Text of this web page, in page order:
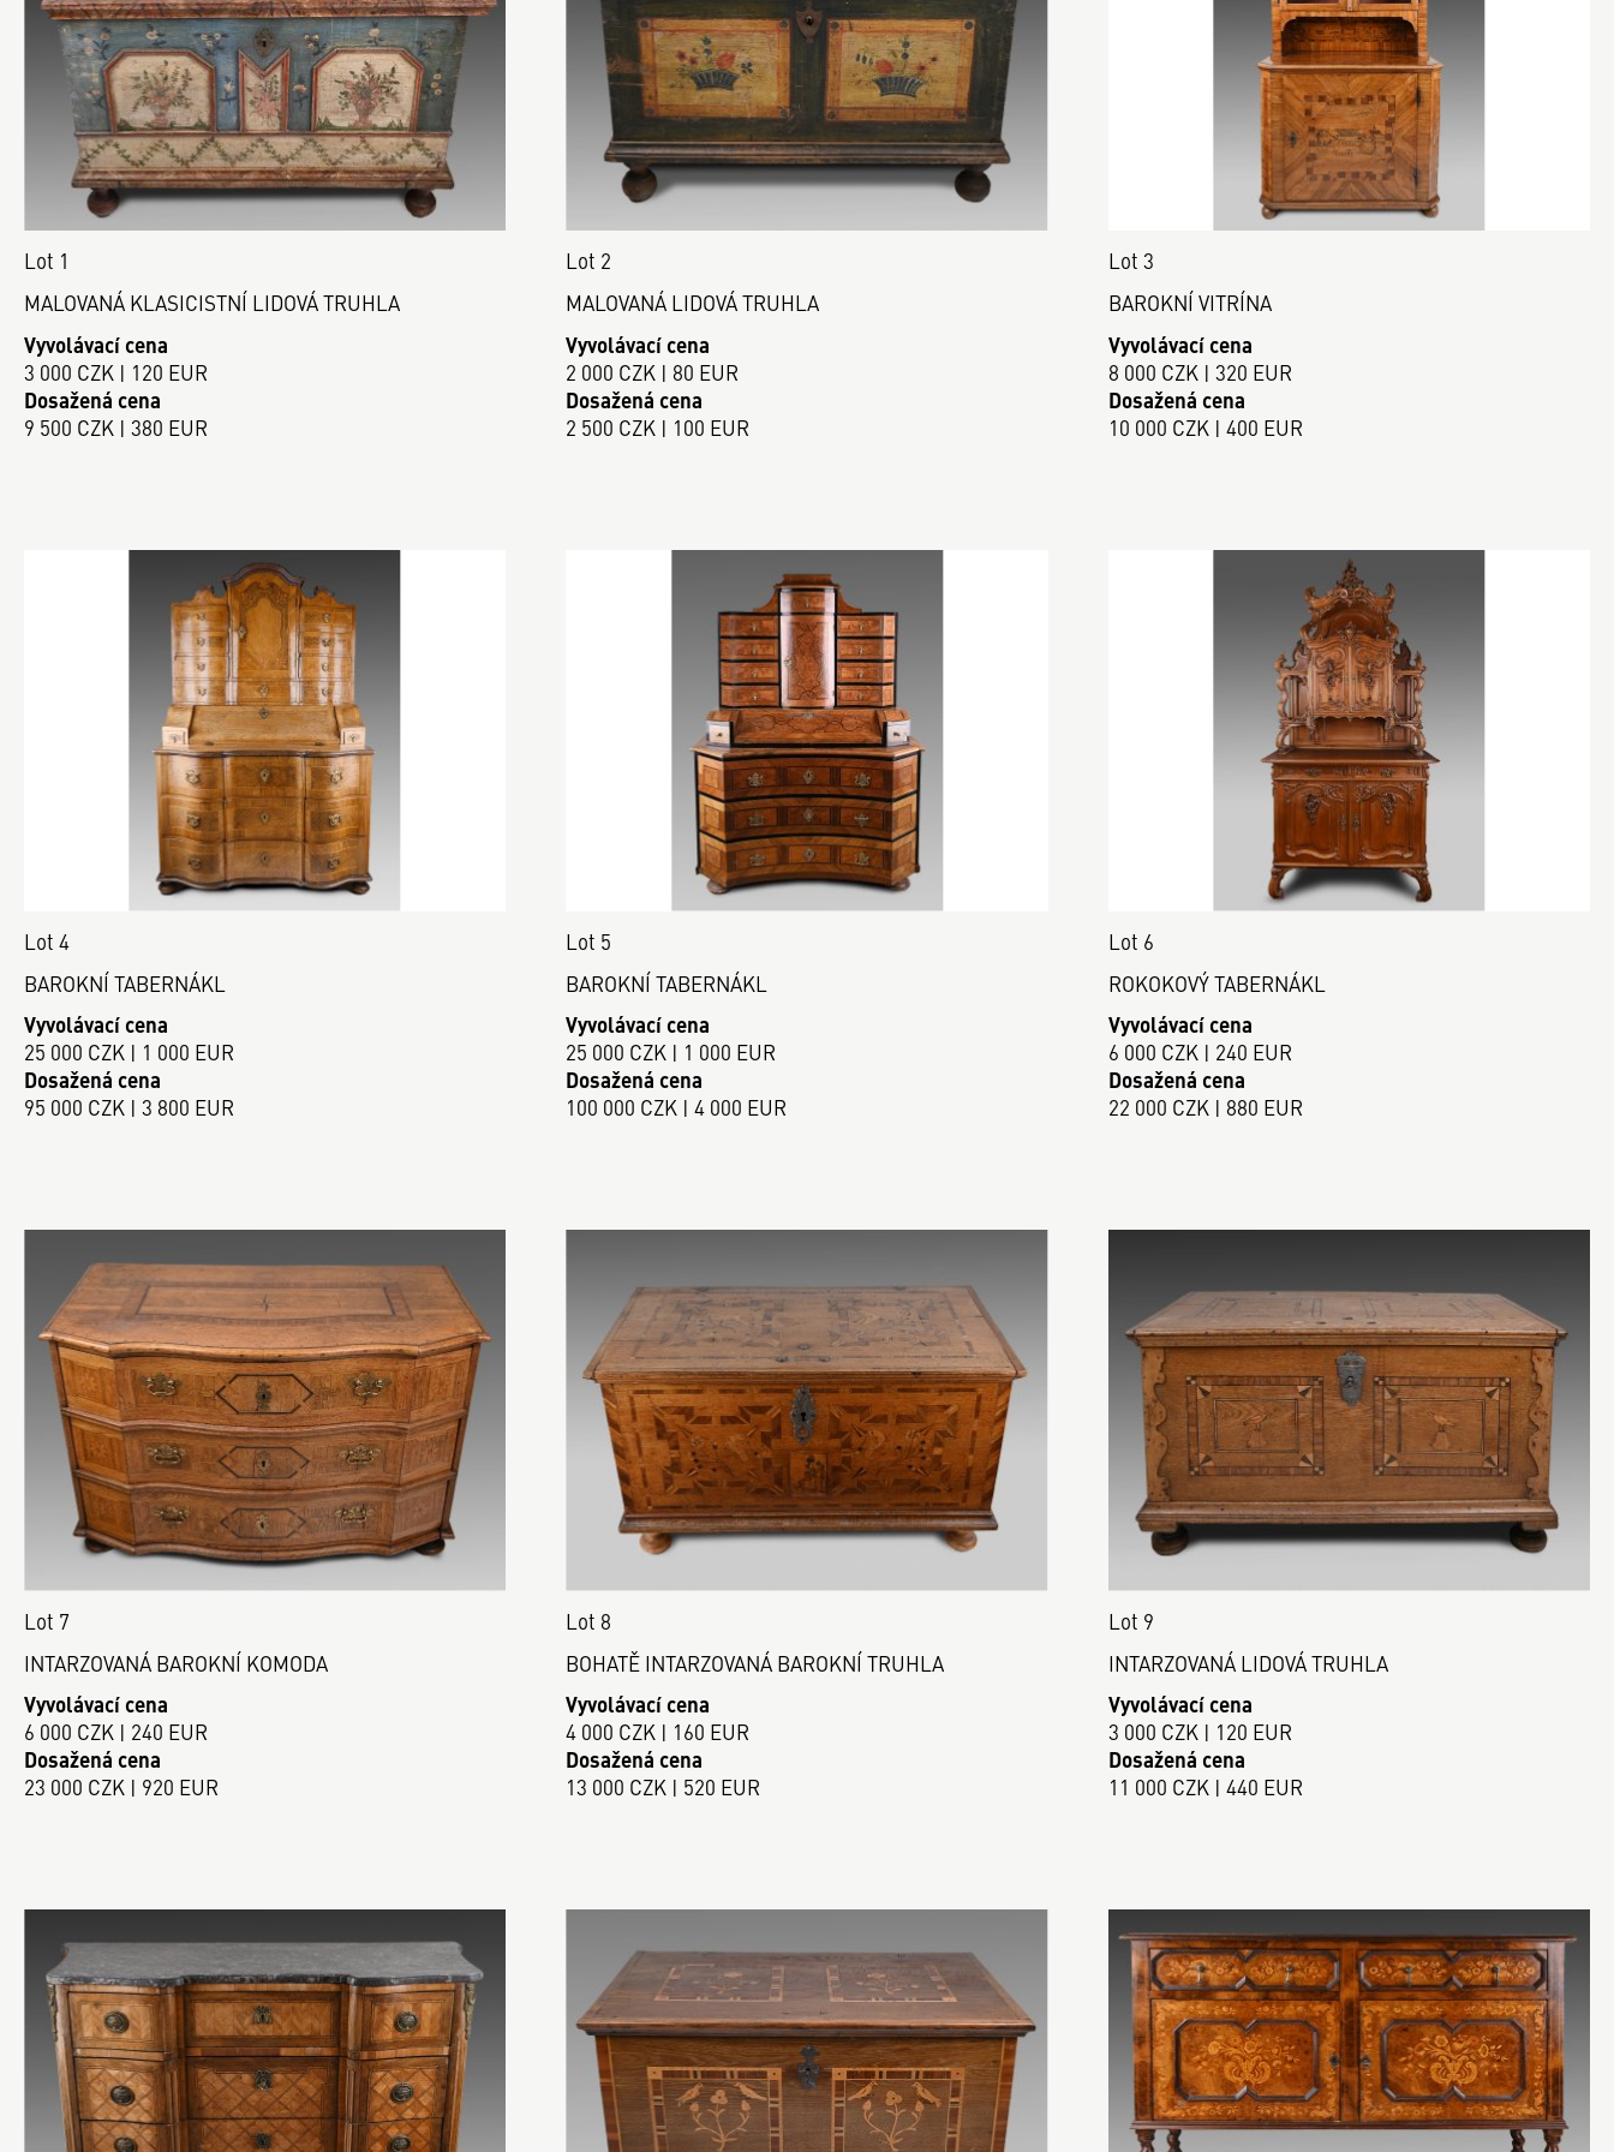
Lot 1
MALOVANÁ KLASICISTNÍ LIDOVÁ TRUHLA
Vyvolávací cena
3 000 CZK | 120 EUR
Dosažená cena
9 500 CZK | 380 EUR
Lot 2
MALOVANÁ LIDOVÁ TRUHLA
Vyvolávací cena
2 000 CZK | 80 EUR
Dosažená cena
2 500 CZK | 100 EUR
Lot 3
BAROKNÍ VITRÍNA
Vyvolávací cena
8 000 CZK | 320 EUR
Dosažená cena
10 000 CZK | 400 EUR
Lot 4
BAROKNÍ TABERNÁKL
Vyvolávací cena
25 000 CZK | 1 000 EUR
Dosažená cena
95 000 CZK | 3 800 EUR
Lot 5
BAROKNÍ TABERNÁKL
Vyvolávací cena
25 000 CZK | 1 000 EUR
Dosažená cena
100 000 CZK | 4 000 EUR
Lot 6
ROKOKOVÝ TABERNÁKL
Vyvolávací cena
6 000 CZK | 240 EUR
Dosažená cena
22 000 CZK | 880 EUR
Lot 7
INTARZOVANÁ BAROKNÍ KOMODA
Vyvolávací cena
6 000 CZK | 240 EUR
Dosažená cena
23 000 CZK | 920 EUR
Lot 8
BOHATĚ INTARZOVANÁ BAROKNÍ TRUHLA
Vyvolávací cena
4 000 CZK | 160 EUR
Dosažená cena
13 000 CZK | 520 EUR
Lot 9
INTARZOVANÁ LIDOVÁ TRUHLA
Vyvolávací cena
3 000 CZK | 120 EUR
Dosažená cena
11 000 CZK | 440 EUR